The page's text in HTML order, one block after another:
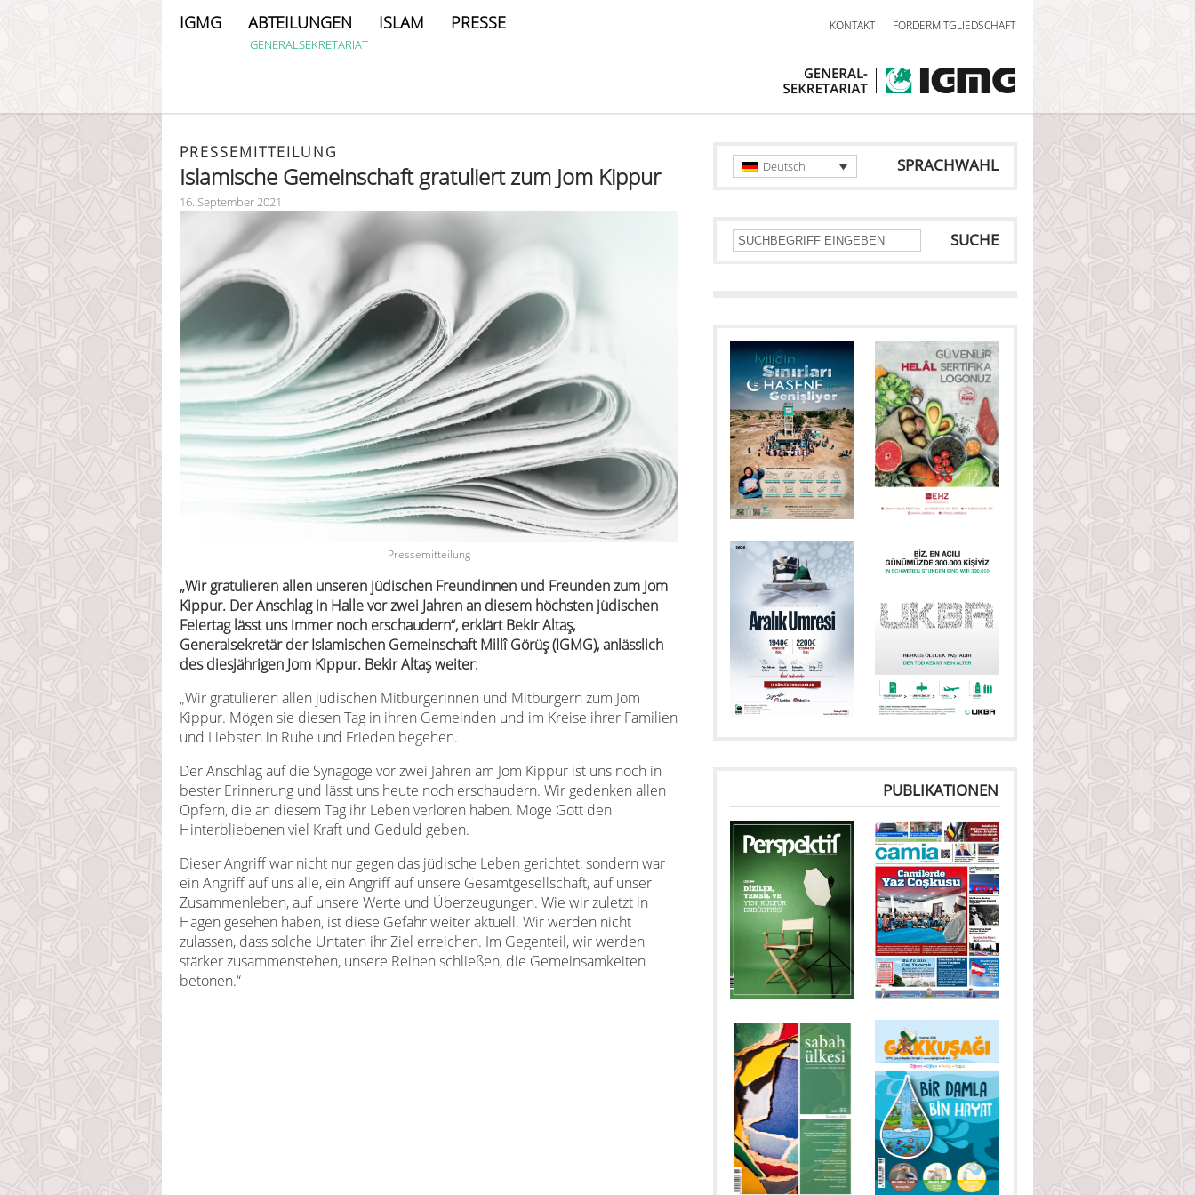
IGMG ABTEILUNGEN ISLAM PRESSE
GENERALSEKRETARIAT
KONTAKT FÖRDERMITGLIEDSCHAFT
PRESSEMITTEILUNG
Islamische Gemeinschaft gratuliert zum Jom Kippur
16. September 2021
Pressemitteilung
„Wir gratulieren allen unseren jüdischen Freundinnen und Freunden zum Jom
Kippur. Der Anschlag in Halle vor zwei Jahren an diesem höchsten jüdischen
Feiertag lässt uns immer noch erschaudern“, erklärt Bekir Altaş,
Generalsekretär der Islamischen Gemeinschaft Millî Görüş (IGMG), anlässlich
des diesjährigen Jom Kippur. Bekir Altaş weiter:
„Wir gratulieren allen jüdischen Mitbürgerinnen und Mitbürgern zum Jom
Kippur. Mögen sie diesen Tag in ihren Gemeinden und im Kreise ihrer Familien
und Liebsten in Ruhe und Frieden begehen.
Der Anschlag auf die Synagoge vor zwei Jahren am Jom Kippur ist uns noch in
bester Erinnerung und lässt uns heute noch erschaudern. Wir gedenken allen
Opfern, die an diesem Tag ihr Leben verloren haben. Möge Gott den
Hinterbliebenen viel Kraft und Geduld geben.
Dieser Angriff war nicht nur gegen das jüdische Leben gerichtet, sondern war
ein Angriff auf uns alle, ein Angriff auf unsere Gesamtgesellschaft, auf unser
Zusammenleben, auf unsere Werte und Überzeugungen. Wie wir zuletzt in
Hagen gesehen haben, ist diese Gefahr weiter aktuell. Wir werden nicht
zulassen, dass solche Untaten ihr Ziel erreichen. Im Gegenteil, wir werden
stärker zusammenstehen, unsere Reihen schließen, die Gemeinsamkeiten
betonen.“
SPRACHWAHL
Deutsch
SUCHE
PUBLIKATIONEN